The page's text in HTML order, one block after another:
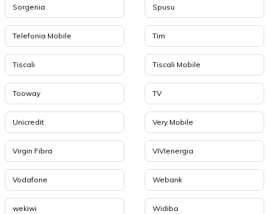
Sorgenia Spusu
Telefonia Mobile Tim
Tiscali Tiscali Mobile
Tooway TV
Unicredit Very Mobile
Virgin Fibra VIVIenergia
Vodafone Webank
wekiwi Widiba